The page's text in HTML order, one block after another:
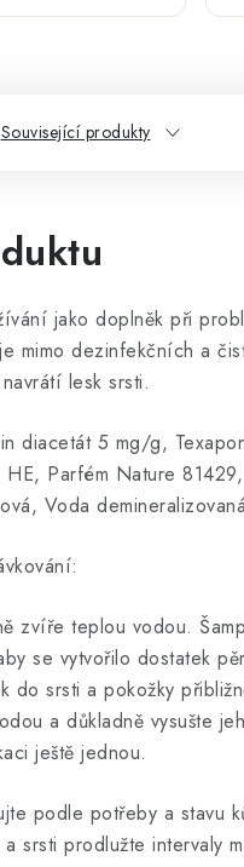
Související produkty
jako doplněk při
mimo dezinfekčních a
lesk srsti.
diacetát 5 mg/g,
Parfém Nature
Voda
zvíře teplou vodou.
se vytvořilo dostatek
do srsti a pokožky
a důkladně vysušte
ještě jednou.
podle potřeby a stavu
srsti prodlužte intervaly